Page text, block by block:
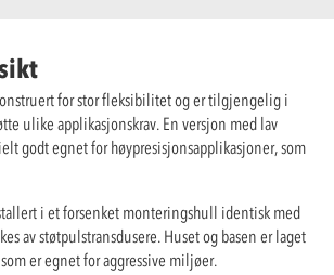
for stor fleksibilitet og er tilgjengelig i
ulike applikasjonskrav. En versjon med lav
godt egnet for høypresisjonsapplikasjoner, som
i et forsenket monteringshull identisk med
av støtpulstransdusere. Huset og basen er laget
er egnet for aggressive miljøer.